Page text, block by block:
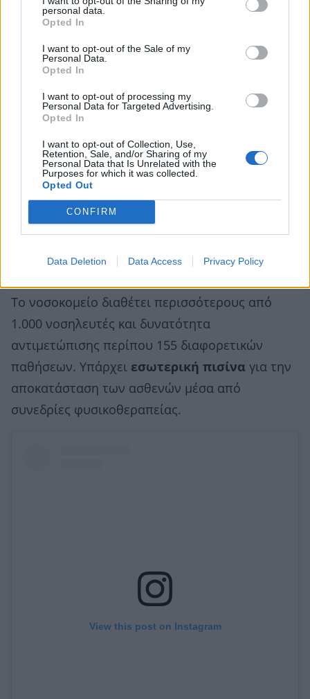
personal data.
Opted In
I want to opt-out of the Sale of my
Personal Data.
Opted In
I want to opt-out of processing my
Personal Data for Targeted Advertising.
Opted In
I want to opt-out of Collection, Use,
Retention, Sale, and/or Sharing of my
Personal Data that Is Unrelated with the
Purposes for which it was collected.
Opted Out
CONFIRM
Data Deletion Data Access Privacy Policy
«Υψηλής ποιότητας ιδιωτικό
περιβάλλον»
Σύμφωνα με μια σύντομη περιγραφή που
διαβάζουμε στο site της Κλινικής, «οι υπηρεσίες
του Ιδρύματος ειδικεύονται στη φροντίδα και τη
θεραπεία πολύπλοκων ιατρικών παθήσεων,
όπως ο καρκίνος, η γυναικεία υγεία, η
ποιότητας ιδιωτικό περιβάλλον».
Το νοσοκομείο διαθέτει περισσότερους από
1.000 νοσηλευτές και δυνατότητα
αντιμετώπισης περίπου 155 διαφορετικών
παθήσεων. Υπάρχει εσωτερική πισίνα για την
αποκατάσταση των ασθενών μέσα από
συνεδρίες φυσικοθεραπείας.
View this post on Instagram